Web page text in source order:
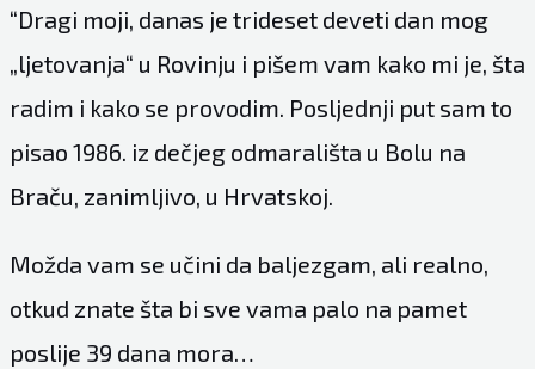
“Dragi moji, danas je trideset deveti dan mog
„ljetovanja“ u Rovinju i pišem vam kako mi je, šta
radim i kako se provodim. Posljednji put sam to
pisao 1986. iz dečjeg odmarališta u Bolu na
Braču, zanimljivo, u Hrvatskoj.
Možda vam se učini da baljezgam, ali realno,
otkud znate šta bi sve vama palo na pamet
poslije 39 dana mora…